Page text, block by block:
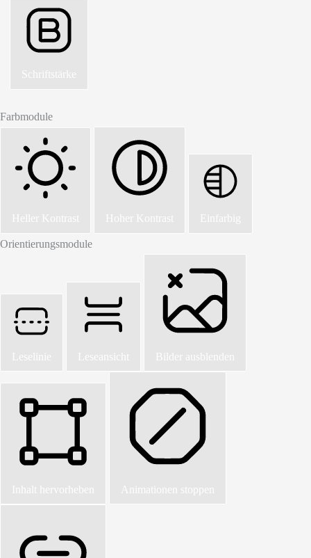
Schriftstärke
Farbmodule
Heller Kontrast Hoher Kontrast Einfarbig
Orientierungsmodule
Leselinie Leseansicht Bilder ausblenden
Inhalt hervorheben Animationen stoppen